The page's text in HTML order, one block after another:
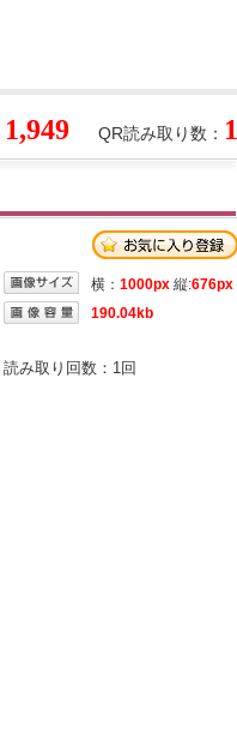
QR読み取り数： 1
1,949
横： 1000px 縦:676px
190.04kb
読み取り回数： 1回